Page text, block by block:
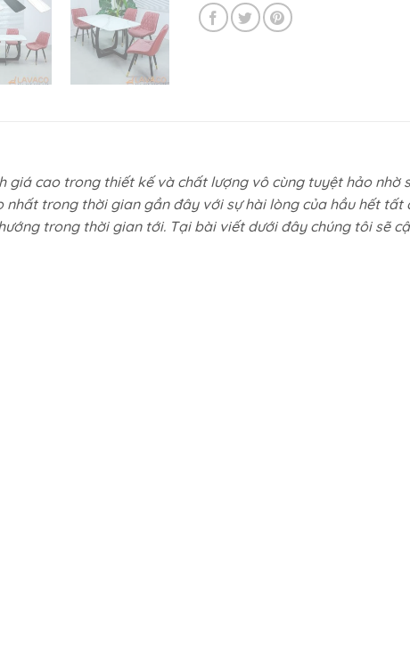
giá cao trong thiết kế và chất lượng vô cùng tuyệt hảo nhờ
trong thời gian gần đây với sự hài lòng của hầu hết tất
trong thời gian tới. Tại bài viết dưới đây chúng tôi sẽ